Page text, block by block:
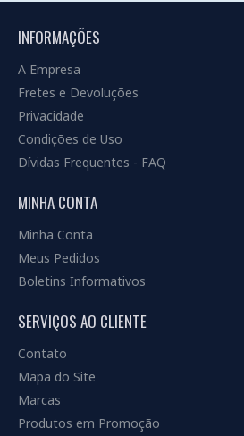
INFORMAÇÕES
A Empresa
Fretes e Devoluções
Privacidade
Condições de Uso
Dívidas Frequentes - FAQ
MINHA CONTA
Minha Conta
Meus Pedidos
Boletins Informativos
SERVIÇOS AO CLIENTE
Contato
Mapa do Site
Marcas
Produtos em Promoção